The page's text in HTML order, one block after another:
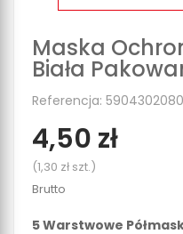
Maska
Biała
Referencja:
4,50 zł
(1,30 zł szt.)
Brutto
5 Warstwowe